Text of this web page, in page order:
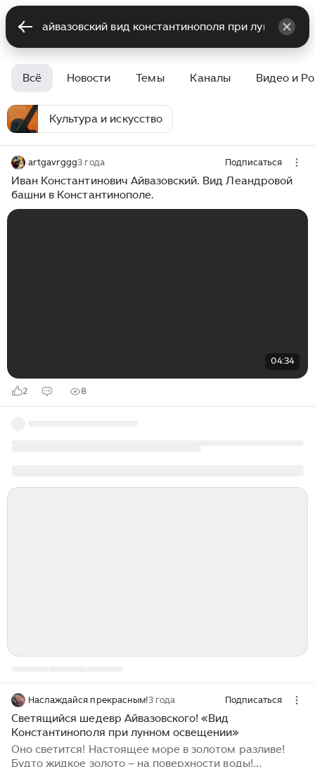
Всё Новости Темы Каналы Видео и
Культура и искусство
artgavrggg3 года Подписаться
Иван Константинович Айвазовский. Вид Леандровой
башни в Константинополе.
04:34
2 8
Наслаждайся прекрасным!3 года Подписаться
Светящийся шедевр Айвазовского! «Вид
Константинополя при лунном освещении»
Оно светится! Настоящее море в золотом разливе!
Будто жидкое золото – на поверхности воды!